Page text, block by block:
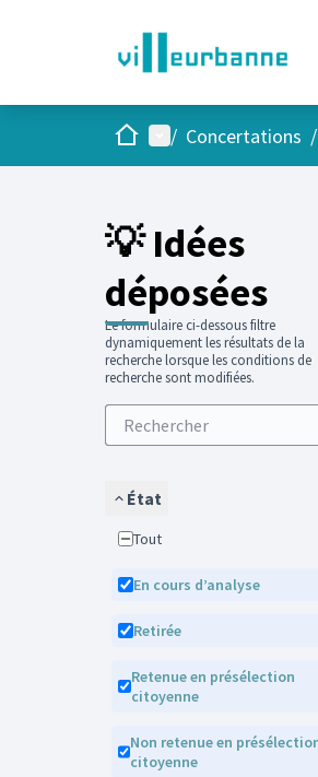
AccueilMenu principal
/ Concertations /
💡 Idées
déposées
Le formulaire ci-dessous filtre
dynamiquement les résultats de la
recherche lorsque les conditions de
recherche sont modifiées.
État
Tout
En cours d’analyse
Retirée
Retenue en présélection
citoyenne
Non retenue en présélection
citoyenne